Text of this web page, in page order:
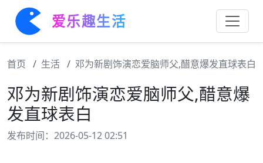
爱乐趣生活
首页 生活 邓为新剧饰演恋爱脑师父,醋意爆发直球表白
邓为新剧饰演恋爱脑师父,醋意爆
发直球表白
发布时间：2026-05-12 02:51